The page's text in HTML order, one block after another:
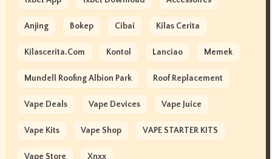
Anjing Bokep Cibai Kilas Cerita
Kilascerita.com Kontol Lanciao Memek
Mundell Roofing Albion Park Roof Replacement
Vape Deals Vape Devices Vape Juice
Vape Kits Vape Shop VAPE STARTER KITS
Vape Store Xnxx